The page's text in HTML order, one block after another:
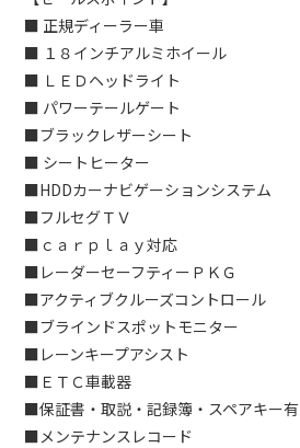
■ 正規ディーラー車
■ １８インチアルミホイール
■ ＬＥＤヘッドライト
■ パワーテールゲート
■ブラックレザーシート
■ シートヒーター
■HDDカーナビゲーションシステム
■フルセグＴＶ
■ｃａｒｐｌａｙ対応
■レーダーセーフティーＰＫＧ
■アクティブクルーズコントロール
■ブラインドスポットモニター
■レーンキープアシスト
■ＥＴＣ車載器
■保証書・取説・記録簿・スペアキー有
■メンテナンスレコード